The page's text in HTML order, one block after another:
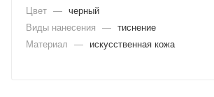
Цвет — черный
Виды нанесения
— тиснение
Материал
— искусственная кожа